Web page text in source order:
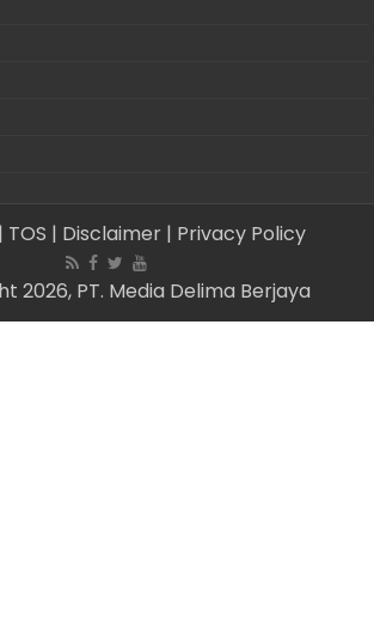
| TOS | Disclaimer | Privacy Policy
2026, PT. Media Delima Berjaya